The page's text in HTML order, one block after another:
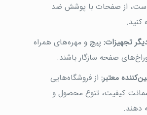
از صفحات با پوشش ضد
کنید.
تجهیزات:پیچ و مهره‌های همراه
صفحه سازگار باشند.
معتبر:از فروشگاه‌هایی
کیفیت، تنوع محصول و
دهند.